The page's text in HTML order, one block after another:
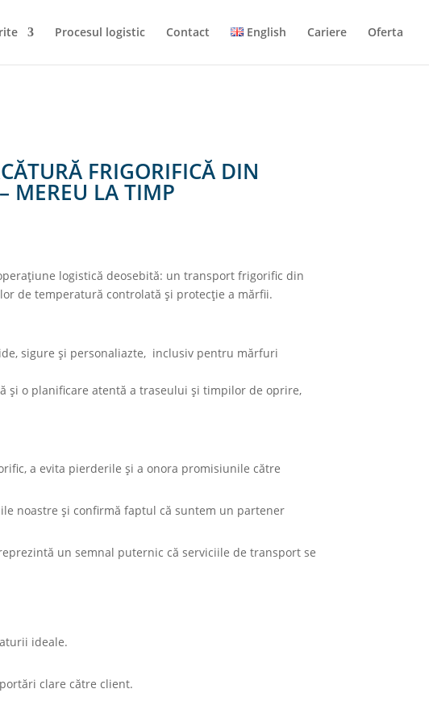
Procesul logistic Contact English Cariere Oferta
FRIGORIFICĂ DIN
MEREU LA TIMP
logistică deosebită: un transport frigorific din
de temperatură controlată şi protecţie a mărfii.
sigure şi personaliazte, inclusiv pentru mărfuri
şi o planificare atentă a traseului şi timpilor de oprire,
a evita pierderile şi a onora promisiunile către
noastre şi confirmă faptul că suntem un partener
un semnal puternic că serviciile de transport se
ideale.
clare către client.